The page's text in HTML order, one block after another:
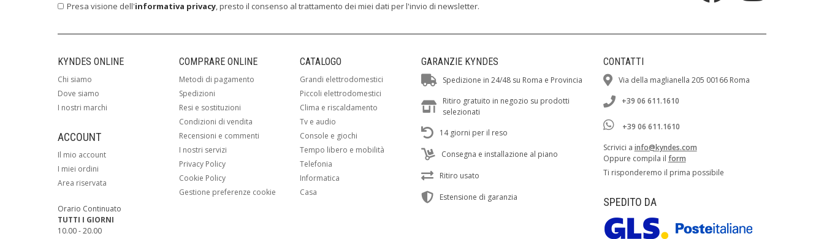
Presa visione dell'informativa privacy, presto il consenso al trattamento dei miei dati per l'invio di newsletter.
KYNDES ONLINE
Chi siamo
Dove siamo
I nostri marchi
ACCOUNT
Il mio account
I miei ordini
Area riservata
Orario Continuato
TUTTI I GIORNI
10.00 - 20.00
COMPRARE ONLINE
Metodi di pagamento
Spedizioni
Resi e sostituzioni
Condizioni di vendita
Recensioni e commenti
I nostri servizi
Privacy Policy
Cookie Policy
Gestione preferenze cookie
CATALOGO
Grandi elettrodomestici
Piccoli elettrodomestici
Clima e riscaldamento
Tv e audio
Console e giochi
Tempo libero e mobilità
Telefonia
Informatica
Casa
GARANZIE KYNDES
Spedizione in 24/48 su Roma e Provincia
Ritiro gratuito in negozio su prodotti
selezionati
14 giorni per il reso
Consegna e installazione al piano
Ritiro usato
Estensione di garanzia
CONTATTI
Via della maglianella 205 00166 Roma
+39 06 611.1610
+39 06 611.1610
Scrivici a info@kyndes.com
Oppure compila il form
Ti risponderemo il prima possibile
SPEDITO DA